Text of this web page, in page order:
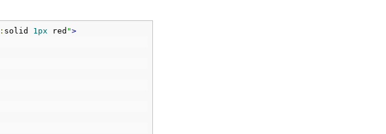
: solid 1px red ">